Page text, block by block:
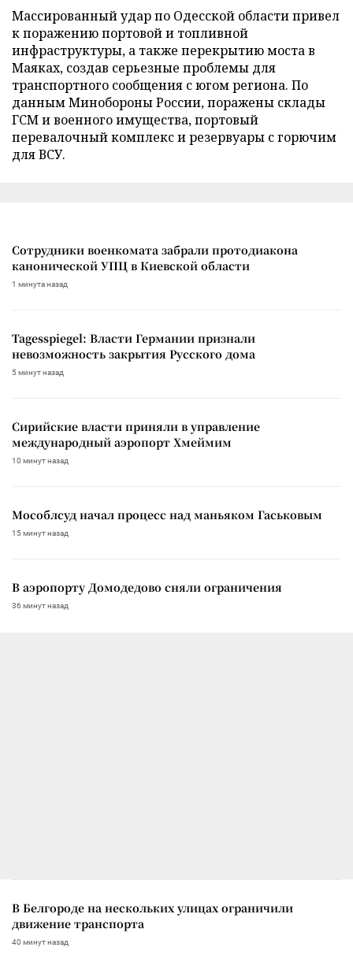
Массированный удар по Одесской области привел
к поражению портовой и топливной
инфраструктуры, а также перекрытию моста в
Маяках, создав серьезные проблемы для
транспортного сообщения с югом региона. По
данным Минобороны России, поражены склады
ГСМ и военного имущества, портовый
перевалочный комплекс и резервуары с горючим
для ВСУ.
Сотрудники военкомата забрали протодиакона
канонической УПЦ в Киевской области
1 минута назад
Tagesspiegel: Власти Германии признали
невозможность закрытия Русского дома
5 минут назад
Сирийские власти приняли в управление
международный аэропорт Хмеймим
10 минут назад
Мособлсуд начал процесс над маньяком Гаськовым
15 минут назад
В аэропорту Домодедово сняли ограничения
36 минут назад
В Белгороде на нескольких улицах ограничили
движение транспорта
40 минут назад